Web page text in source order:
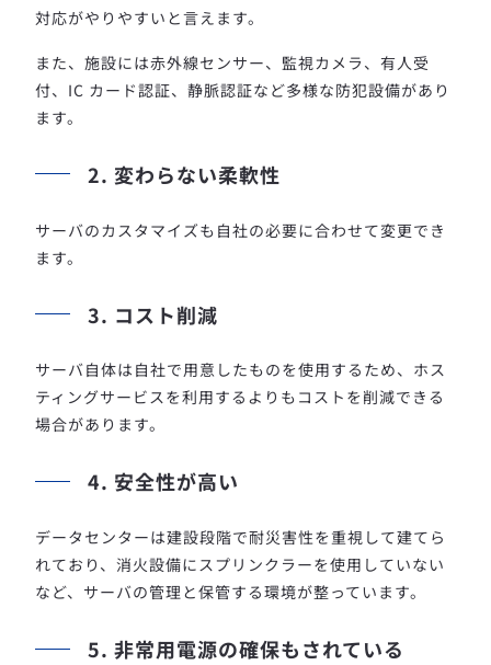
対応がやりやすいと言えます。
また、施設には赤外線センサー、監視カメラ、有人受
付、IC カード認証、静脈認証など多様な防犯設備があり
ます。
2. 変わらない柔軟性
サーバのカスタマイズも自社の必要に合わせて変更でき
ます。
3. コスト削減
サーバ自体は自社で用意したものを使用するため、ホス
ティングサービスを利用するよりもコストを削減できる
場合があります。
4. 安全性が高い
データセンターは建設段階で耐災害性を重視して建てら
れており、消火設備にスプリンクラーを使用していない
など、サーバの管理と保管する環境が整っています。
5. 非常用電源の確保もされている